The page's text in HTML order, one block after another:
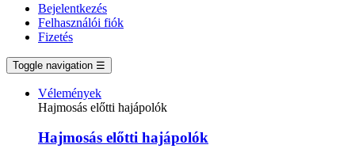
Bejelentkezés
Felhasználói fiók
Fizetés
Toggle navigation ☰
Vélemények
Hajmosás előtti hajápolók
Hajmosás előtti hajápolók